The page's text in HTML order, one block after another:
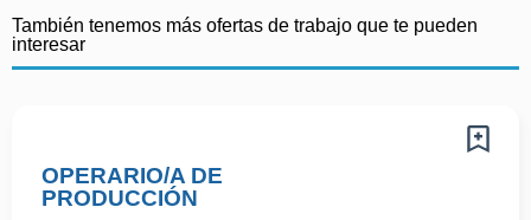
También tenemos más ofertas de trabajo que te pueden
interesar
OPERARIO/A DE
PRODUCCIÓN